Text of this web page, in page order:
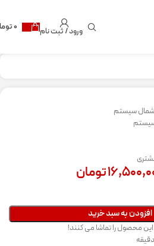
ورود / ثبت نام ۰
شمال سیستم
تومان
افزودن به سبد خرید
این محصول را تماشا می کنند!